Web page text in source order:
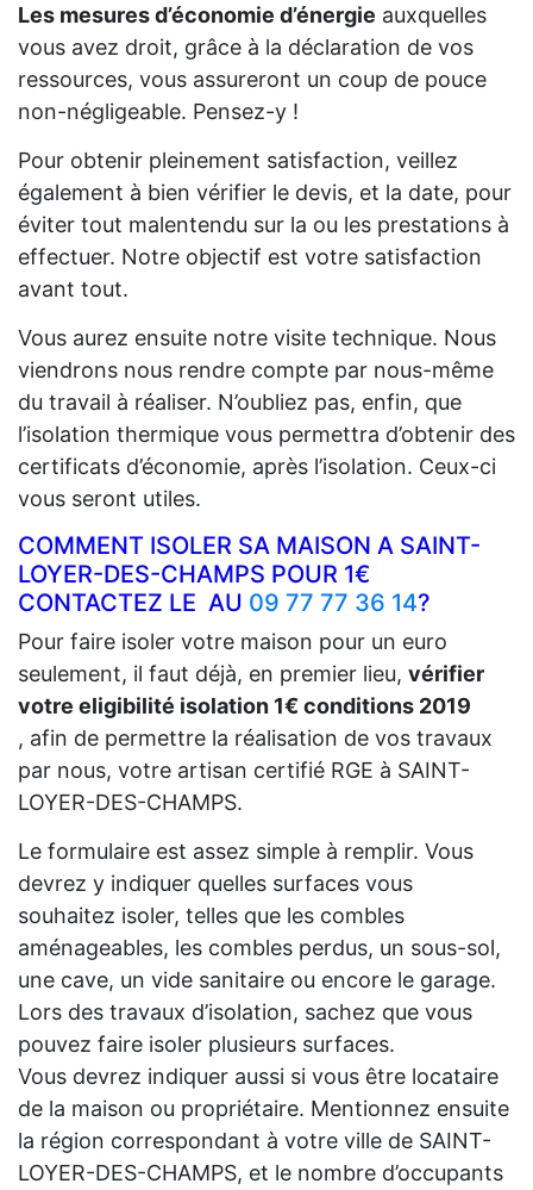
Les mesures d’économie d’énergie auxquelles
vous avez droit, grâce à la déclaration de vos
ressources, vous assureront un coup de pouce
non-négligeable. Pensez-y !
Pour obtenir pleinement satisfaction, veillez
également à bien vérifier le devis, et la date, pour
éviter tout malentendu sur la ou les prestations à
effectuer. Notre objectif est votre satisfaction
avant tout.
Vous aurez ensuite notre visite technique. Nous
viendrons nous rendre compte par nous-même
du travail à réaliser. N’oubliez pas, enfin, que
l’isolation thermique vous permettra d’obtenir des
certificats d’économie, après l’isolation. Ceux-ci
vous seront utiles.
COMMENT ISOLER SA MAISON A SAINT-
LOYER-DES-CHAMPS POUR 1€
CONTACTEZ LE AU 09 77 77 36 14?
Pour faire isoler votre maison pour un euro
seulement, il faut déjà, en premier lieu, vérifier
votre eligibilité isolation 1€ conditions 2019
, afin de permettre la réalisation de vos travaux
par nous, votre artisan certifié RGE à SAINT-
LOYER-DES-CHAMPS.
Le formulaire est assez simple à remplir. Vous
devrez y indiquer quelles surfaces vous
souhaitez isoler, telles que les combles
aménageables, les combles perdus, un sous-sol,
une cave, un vide sanitaire ou encore le garage.
Lors des travaux d’isolation, sachez que vous
pouvez faire isoler plusieurs surfaces.
Vous devrez indiquer aussi si vous être locataire
de la maison ou propriétaire. Mentionnez ensuite
la région correspondant à votre ville de SAINT-
LOYER-DES-CHAMPS, et le nombre d’occupants